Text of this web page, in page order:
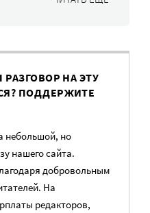
НА ЭТУ
ПОДДЕРЖИТЕ
небольшой, но
нашего сайта.
добровольным
На
редакторов,